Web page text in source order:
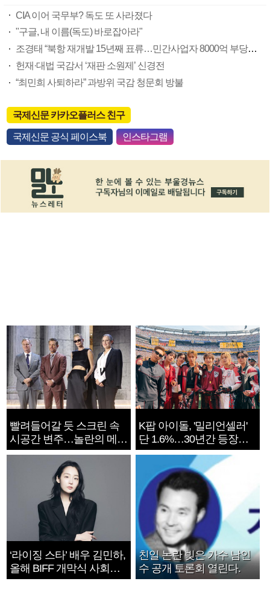
CIA 이어 국무부? 독도 또 사라졌다
"구글, 내 이름(독도) 바로잡아라"
조경태 “북항 재개발 15년째 표류…민간사업자 8000억 부당이득”
헌재·대법 국감서 ‘재판 소원제’ 신경전
“최민희 사퇴하라” 과방위 국감 청문회 방불
국제신문 카카오플러스 친구
국제신문 공식 페이스북 인스타그램
빨려들어갈 듯 스크린 속
시공간 변주…놀란의 메시
지는 ‘전쟁 속죄’
K팝 아이돌, '밀리언셀러'
단 1.6%…30년간 등장
1182개팀 전수조사
‘라이징 스타’ 배우 김민하,
올해 BIFF 개막식 사회자
확정
친일 논란 빚은 가수 남인
수 공개 토론회 열린다.